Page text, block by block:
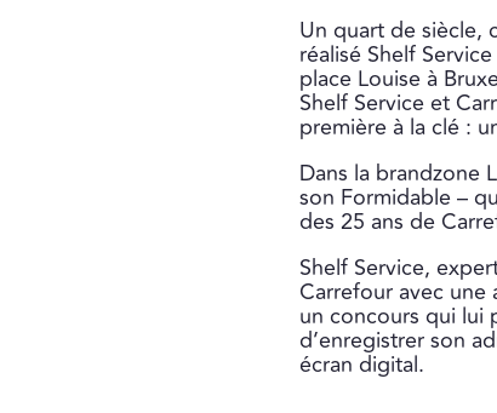
Un quart de siècle,
réalisé Shelf
place Louise à
Shelf Service et
première à la clé :
Dans la brandzone
son Formidable –
des 25 ans de
Shelf Service,
Carrefour avec une
un concours qui lui
d’enregistrer son
écran digital.